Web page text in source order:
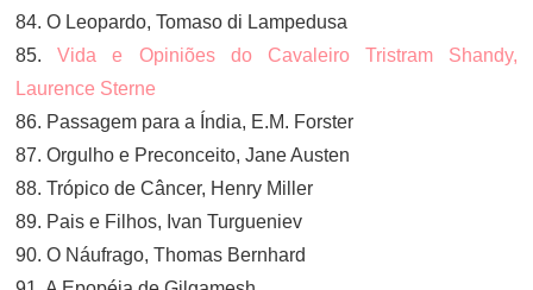
84. O Leopardo, Tomaso di Lampedusa
85.Vida e Opiniões do Cavaleiro Tristram Shandy,
Laurence Sterne
86. Passagem para a Índia, E.M. Forster
87. Orgulho e Preconceito, Jane Austen
88. Trópico de Câncer, Henry Miller
89. Pais e Filhos, Ivan Turgueniev
90. O Náufrago, Thomas Bernhard